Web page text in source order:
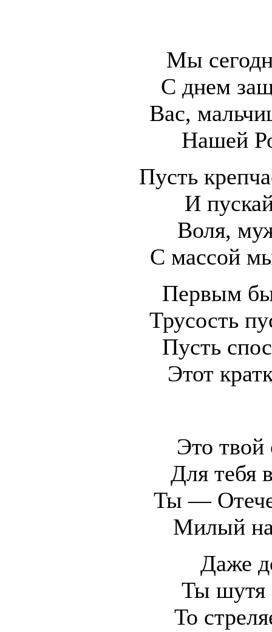
Мы
С днем
Вас,
Нашей
Пусть
И
Воля,
С массой
Первым
Трусость
Пусть
Этот
Это твой
Для тебя
Ты —
Милый
Даже
Ты шутя
То